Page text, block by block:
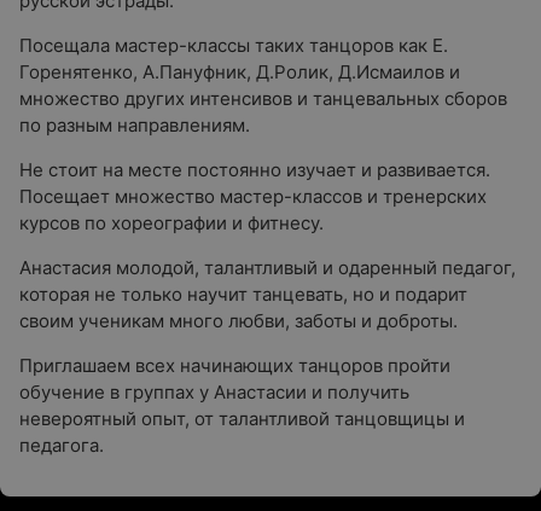
Посещала мастер-классы таких танцоров как Е.
Горенятенко, А.Пануфник, Д.Ролик, Д.Исмаилов и
множество других интенсивов и танцевальных сборов
по разным направлениям.
Не стоит на месте постоянно изучает и развивается.
Посещает множество мастер-классов и тренерских
курсов по хореографии и фитнесу.
Анастасия молодой, талантливый и одаренный педагог,
которая не только научит танцевать, но и подарит
своим ученикам много любви, заботы и доброты.
Приглашаем всех начинающих танцоров пройти
обучение в группах у Анастасии и получить
невероятный опыт, от талантливой танцовщицы и
педагога.